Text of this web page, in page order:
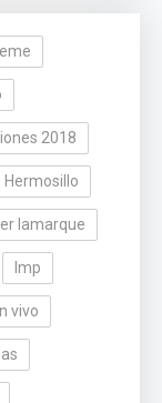
2018
Hermosillo
lamarque
lmp
vivo